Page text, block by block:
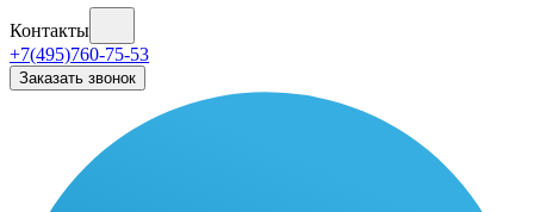
Контакты
+7(495)760-75-53
Заказать звонок